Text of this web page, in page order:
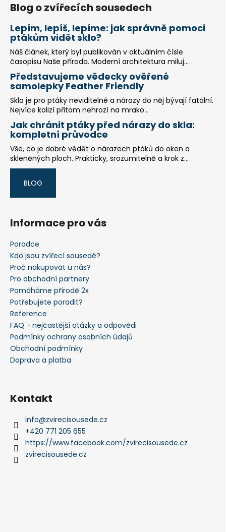
Blog o zvířecích sousedech
Lepím, lepíš, lepíme: jak správně pomoci
ptákům vidět sklo?
Náš článek, který byl publikován v aktuálním čísle
časopisu Naše příroda. Moderní architektura miluj...
Představujeme vědecky ověřené
samolepky Feather Friendly
Sklo je pro ptáky neviditelné a nárazy do něj bývají fatální.
Nejvíce kolizí přitom nehrozí na mrako...
Jak chránit ptáky před nárazy do skla:
kompletní průvodce
Vše, co je dobré vědět o nárazech ptáků do oken a
skleněných ploch. Prakticky, srozumitelně a krok z...
BLOG
Informace pro vás
Poradce
Kdo jsou zvířecí sousedé?
Proč nakupovat u nás?
Pro obchodní partnery
Pomáháme přírodě 2x
Potřebujete poradit?
Reference
FAQ - nejčastější otázky a odpovědi
Podmínky ochrany osobních údajů
Obchodní podmínky
Doprava a platba
Kontakt
info@zvirecisousede.cz
+420 771 205 655
https://www.facebook.com/zvirecisousede.cz
zvirecisousede.cz